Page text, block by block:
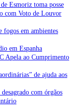
Esmoriz toma posse
com Voto de Louvor
fogos em ambientes
em Espanha
Apela ao Cumprimento
de ajuda aos
com órgãos